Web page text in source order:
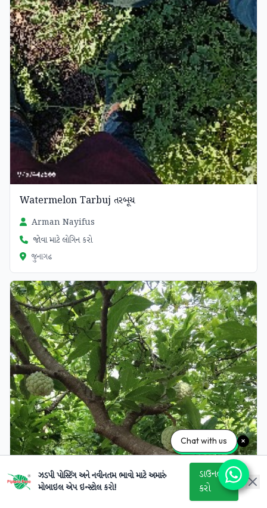
Watermelon Tarbuj તરબૂચ
Arman Nayifus
જોવા માટે લોગિન કરો
જુનાગઢ
ઝડપી પોસ્ટિંગ અને નવીનતમ ભાવો માટે અમારું
મોબાઇલ એપ ઇન્સ્ટોલ કરો!
ડાઉનલોડ
કરો
Chat with us